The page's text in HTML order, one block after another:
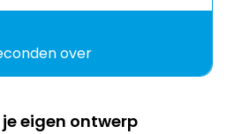
over
eigen ontwerp